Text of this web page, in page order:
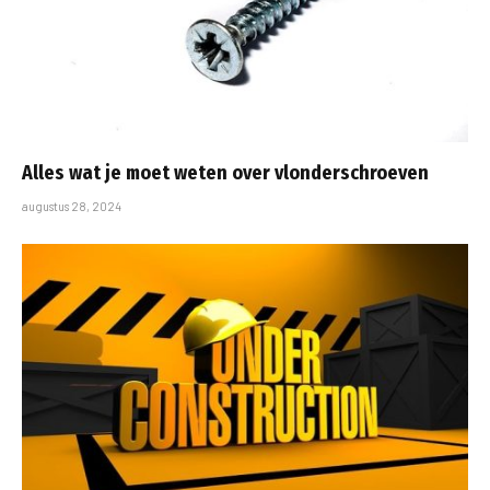
Alles wat je moet weten over vlonderschroeven
augustus 28, 2024